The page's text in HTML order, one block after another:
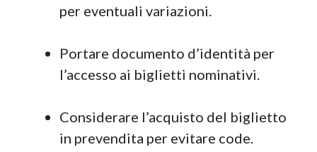
per eventuali variazioni.
Portare documento d’identità per
l’accesso ai biglietti nominativi.
Considerare l’acquisto del biglietto
in prevendita per evitare code.